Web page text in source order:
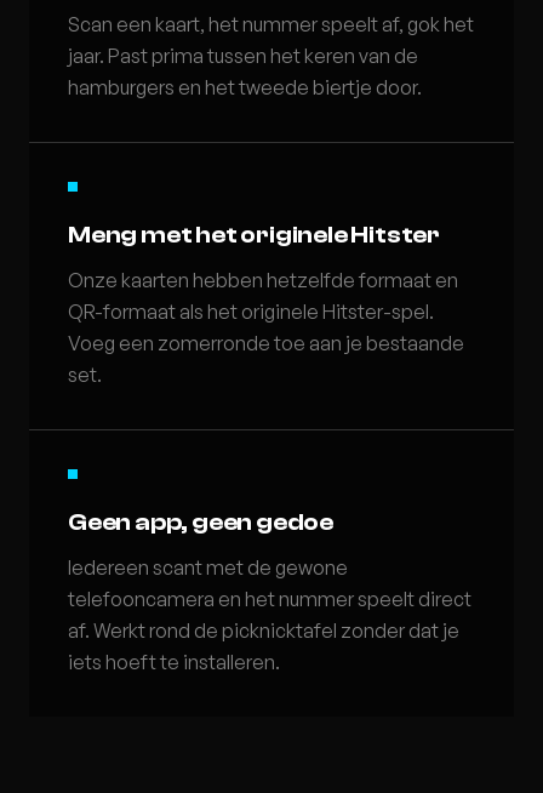
Scan een kaart, het nummer speelt af, gok het
jaar. Past prima tussen het keren van de
hamburgers en het tweede biertje door.
Meng met het originele Hitster
Onze kaarten hebben hetzelfde formaat en
QR-formaat als het originele Hitster-spel.
Voeg een zomerronde toe aan je bestaande
set.
Geen app, geen gedoe
Iedereen scant met de gewone
telefooncamera en het nummer speelt direct
af. Werkt rond de picknicktafel zonder dat je
iets hoeft te installeren.